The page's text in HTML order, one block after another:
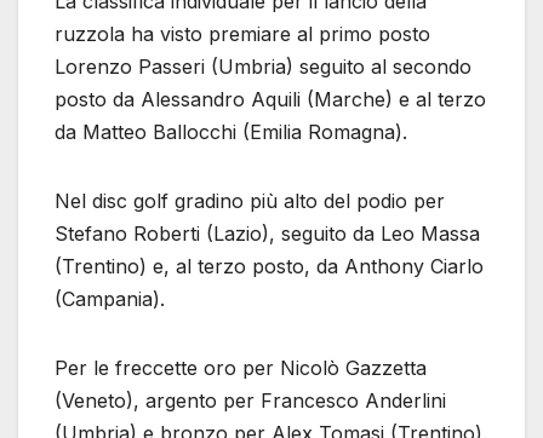
ruzzola ha visto premiare al primo posto
Lorenzo Passeri (Umbria) seguito al secondo
posto da Alessandro Aquili (Marche) e al terzo
da Matteo Ballocchi (Emilia Romagna).
Nel disc golf gradino più alto del podio per
Stefano Roberti (Lazio), seguito da Leo Massa
(Trentino) e, al terzo posto, da Anthony Ciarlo
(Campania).
Per le freccette oro per Nicolò Gazzetta
(Veneto), argento per Francesco Anderlini
(Umbria) e bronzo per Alex Tomasi (Trentino).